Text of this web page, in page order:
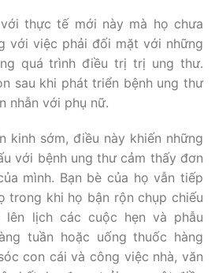
thực tế mới này mà họ chưa
với việc phải đối mặt với những
quá trình điều trị trị ung thư.
sau khi phát triển bệnh ung thư
nhẫn với phụ nữ.
kinh sớm, điều này khiến những
với bệnh ung thư cảm thấy đơn
mình. Bạn bè của họ vẫn tiếp
trong khi họ bận rộn chụp chiếu
lên lịch các cuộc hẹn và phẫu
tuần hoặc uống thuốc hàng
con cái và công việc nhà, văn